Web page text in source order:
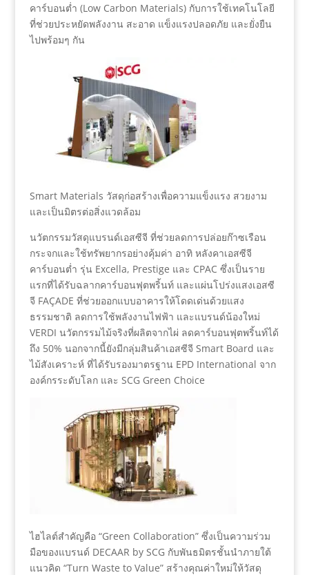
คาร์บอนต่ำ (Low Carbon Materials) กับการใช้เทคโนโลยี
ที่ช่วยประหยัดพลังงาน สะอาด แข็งแรงปลอดภัย และยั่งยืน
ไปพร้อมๆ กัน
Smart Materials วัสดุก่อสร้างเพื่อความแข็งแรง สวยงาม
และเป็นมิตรต่อสิ่งแวดล้อม
นวัตกรรมวัสดุแบรนด์เอสซีจี ที่ช่วยลดการปล่อยก๊าซเรือน
กระจกและใช้ทรัพยากรอย่างคุ้มค่า อาทิ หลังคาเอสซีจี
คาร์บอนต่ำ รุ่น Excella, Prestige และ CPAC ซึ่งเป็นราย
แรกที่ได้รับฉลากคาร์บอนฟุตพริ้นท์ และแผ่นโปร่งแสงเอสซี
จี FAÇADE ที่ช่วยออกแบบอาคารให้โดดเด่นด้วยแสง
ธรรมชาติ ลดการใช้พลังงานไฟฟ้า และแบรนด์น้องใหม่
VERDI นวัตกรรมไม้จริงที่ผลิตจากไผ่ ลดคาร์บอนฟุตพริ้นท์ได้
ถึง 50% นอกจากนี้ยังมีกลุ่มสินค้าเอสซีจี Smart Board และ
ไม้สังเคราะห์ ที่ได้รับรองมาตรฐาน EPD International จาก
องค์กรระดับโลก และ SCG Green Choice
ไฮไลต์สำคัญคือ “Green Collaboration” ซึ่งเป็นความร่วม
มือของแบรนด์ DECAAR by SCG กับพันธมิตรชั้นนำภายใต้
แนวคิด “Turn Waste to Value” สร้างคุณค่าใหม่ให้วัสดุ